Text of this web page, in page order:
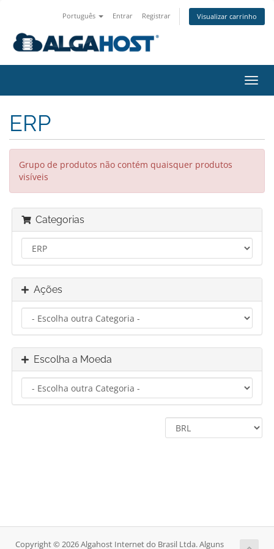
Português Entrar Registrar Visualizar carrinho
ERP
Grupo de produtos não contém quaisquer produtos
visíveis
Categorias
Ações
Escolha a Moeda
Copyright © 2026 Algahost Internet do Brasil Ltda. Alguns